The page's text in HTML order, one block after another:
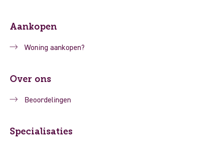
Aankopen
Woning aankopen?
Over ons
Beoordelingen
Specialisaties